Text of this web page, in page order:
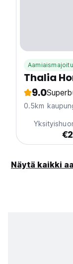
Thalia
9.0Superb
0.5km
Näytä kaikki